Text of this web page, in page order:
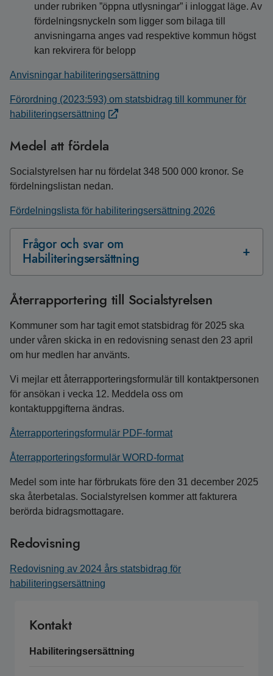
under rubriken ”öppna utlysningar” i inloggat läge. Av
fördelningsnyckeln som ligger som bilaga till
anvisningarna anges vad respektive kommun högst
kan rekvirera för belopp
Anvisningar habiliteringsersättning
Förordning (2023:593) om statsbidrag till kommuner för
habiliteringsersättning
Medel att fördela
Socialstyrelsen har nu fördelat 348 500 000 kronor. Se
fördelningslistan nedan.
Fördelningslista för habiliteringsersättning 2026
Frågor och svar om
Habiliteringsersättning
Återrapportering till Socialstyrelsen
Kommuner som har tagit emot statsbidrag för 2025 ska
under våren skicka in en redovisning senast den 23 april
om hur medlen har använts.
Vi mejlar ett återrapporteringsformulär till kontaktpersonen
för ansökan i vecka 12. Meddela oss om
kontaktuppgifterna ändras.
Återrapporteringsformulär PDF-format
Återrapporteringsformulär WORD-format
Medel som inte har förbrukats före den 31 december 2025
ska återbetalas. Socialstyrelsen kommer att fakturera
berörda bidragsmottagare.
Redovisning
Redovisning av 2024 års statsbidrag för
habiliteringsersättning
Kontakt
Habiliteringsersättning